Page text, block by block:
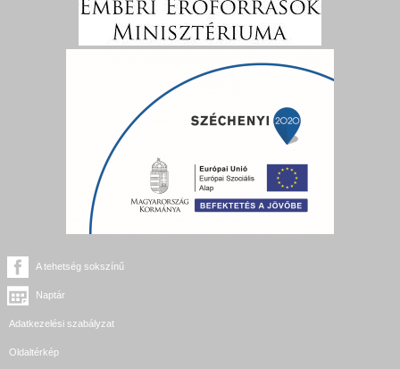
A tehetség sokszínű
Naptár
Adatkezelési szabályzat
Oldaltérkép